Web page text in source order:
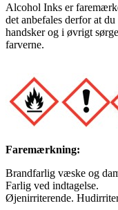
Alcohol Inks er
det anbefales derfor at
handsker og i øvrigt
farverne.
Faremærkning:
Brandfarlig væske og
Farlig ved indtagelse.
Øjenirriterende.